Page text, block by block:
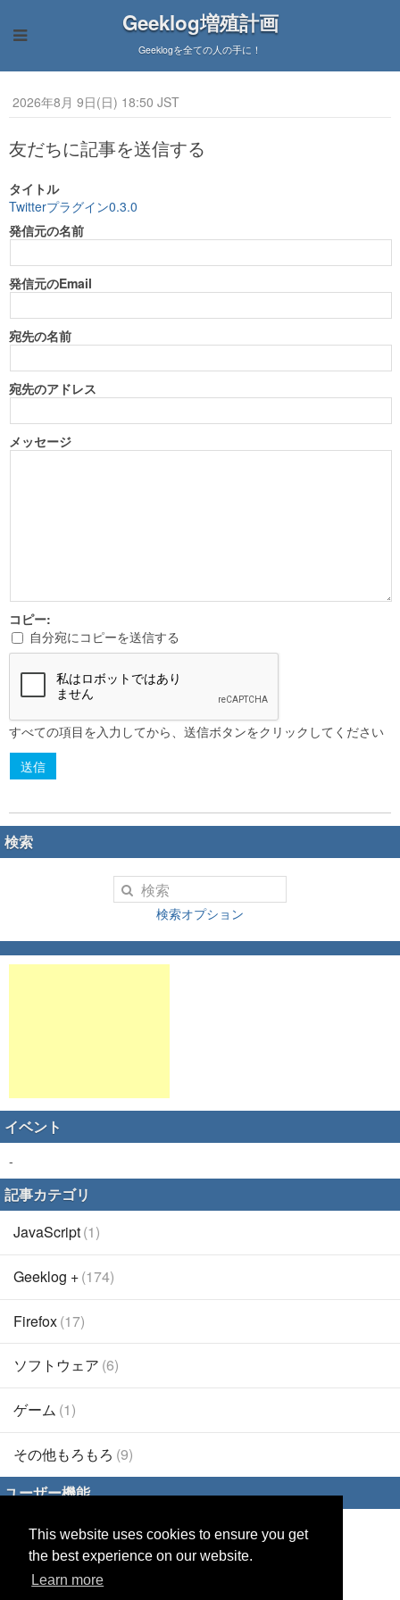
This website uses cookies to ensure you get
the best experience on our website.
Learn more
Geeklog増殖計画
Geeklogを全ての人の手に！
2026年8月 9日(日) 18:50 JST
友だちに記事を送信する
タイトル
Twitterプラグイン0.3.0
発信元の名前
発信元のEmail
宛先の名前
宛先のアドレス
メッセージ
コピー:
自分宛にコピーを送信する
すべての項目を入力してから、送信ボタンをクリックしてください
送信
検索
検索オプション
イベント
-
記事カテゴリ
JavaScript(1)
Geeklog +(174)
Firefox(17)
ソフトウェア (6)
ゲーム (1)
その他もろもろ (9)
ユーザー機能
ログイン
パスワード再設定
リモートログイン